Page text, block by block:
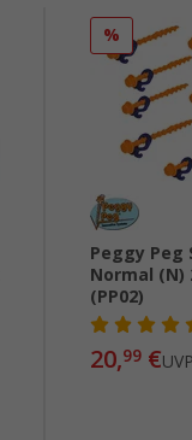
%
Peggy Peg
Normal (N)
(PP02)
20,99€UVP